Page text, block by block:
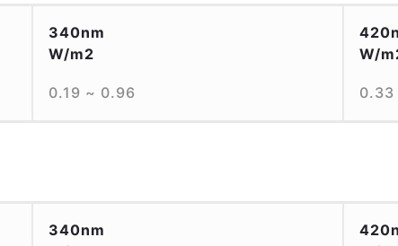
340nm
W/m2
0.19 ~ 0.96
W/
0.33
340nm